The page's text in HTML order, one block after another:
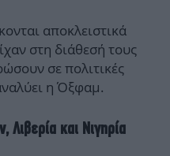
αποκλειστικά
στη διάθεσή τους
σε πολιτικές
η Όξφαμ.
και Νιγηρία